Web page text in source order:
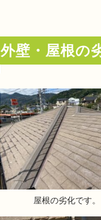
外壁・屋根の
屋根の劣化です。